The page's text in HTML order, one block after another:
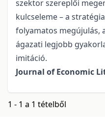
szektor szereplői
kulcseleme – a
folyamatos megújulás,
ágazati legjobb
imitáció.
Journal of Economic
1 - 1 a 1 tételből